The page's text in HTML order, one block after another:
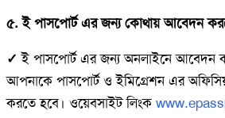
৫. ই পাসপোর্ট এর জন্য কোথায় আবেদন
✓ই পাসপোর্ট এর জন্য অনলাইনে আবেদন
আপনাকে পাসপোর্ট ও ইমিগ্রেশন এর
করতে হবে। ওয়েবসাইট লিংক